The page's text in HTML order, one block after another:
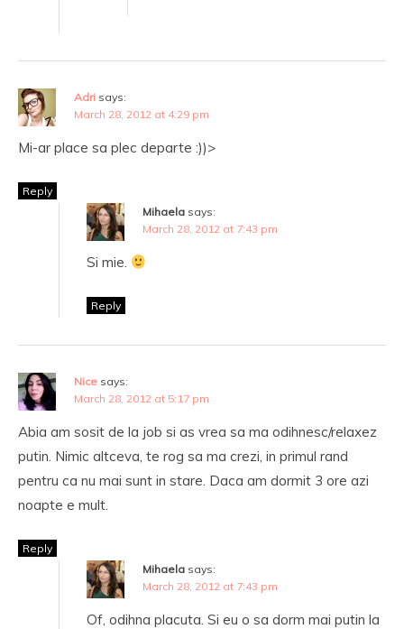
Adri says:
March 28, 2012 at 4:29 pm
Mi-ar place sa plec departe :))>
Reply
Mihaela says:
March 28, 2012 at 7:43 pm
Si mie.
Reply
Nice says:
March 28, 2012 at 5:17 pm
Abia am sosit de la job si as vrea sa ma odihnesc/relaxez
putin. Nimic altceva, te rog sa ma crezi, in primul rand
pentru ca nu mai sunt in stare. Daca am dormit 3 ore azi
noapte e mult.
Reply
Mihaela says:
March 28, 2012 at 7:43 pm
Of, odihna placuta. Si eu o sa dorm mai putin la